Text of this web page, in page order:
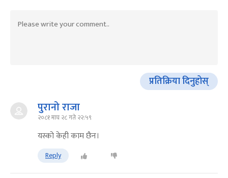
प्रतिक्रिया दिनुहोस्
पुरानो राजा
२०८१ माघ २८ गते २२:५९
यस्को केही काम छैन।
Reply